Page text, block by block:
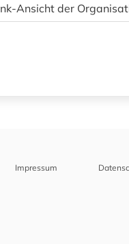
Ansicht der
Impressum